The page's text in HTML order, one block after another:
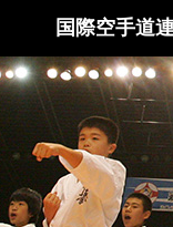
国際空手道